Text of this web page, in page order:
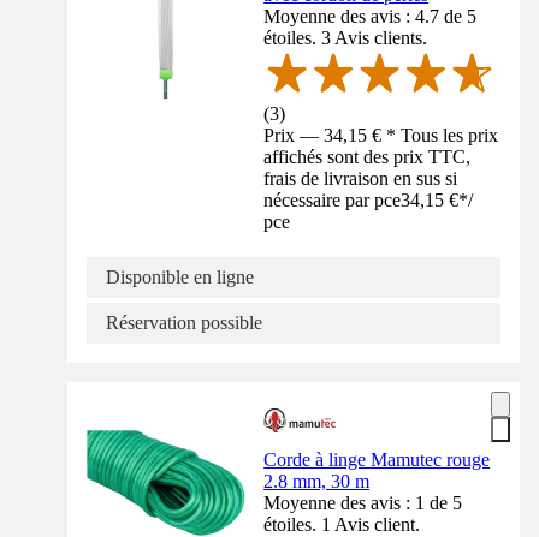
Moyenne des avis : 4.7 de 5
étoiles. 3 Avis clients.
(3)
Prix — 34,15 € * Tous les prix
affichés sont des prix TTC,
frais de livraison en sus si
nécessaire par pce34,15 €*/
pce
Disponible en ligne
Réservation possible
Corde à linge Mamutec rouge
2.8 mm, 30 m
Moyenne des avis : 1 de 5
étoiles. 1 Avis client.